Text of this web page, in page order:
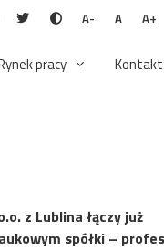
A- A A+
pracy Kontakt
z Lublina łączy już
spółki –